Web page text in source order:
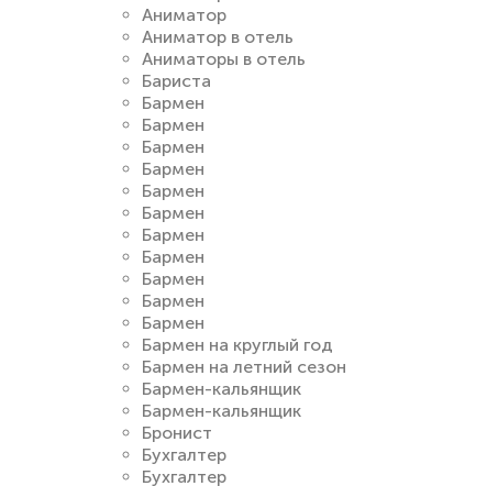
Аниматор
Аниматор в отель
Аниматоры в отель
Бариста
Бармен
Бармен
Бармен
Бармен
Бармен
Бармен
Бармен
Бармен
Бармен
Бармен
Бармен
Бармен на круглый год
Бармен на летний сезон
Бармен-кальянщик
Бармен-кальянщик
Бронист
Бухгалтер
Бухгалтер